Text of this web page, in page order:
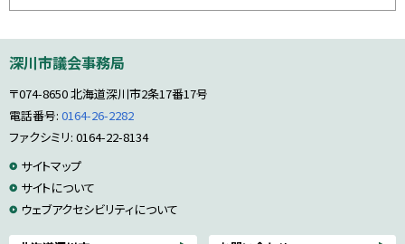
文
戻
ー
戻
る
深川市議会事務局
〒074-8650北海道深川市2条17番17号
電話番号: 0164-26-2282
ファクシミリ: 0164-22-8134
サ
イ
ト
サイトマップ
サイトについて
ウェブアクセシビリティについて